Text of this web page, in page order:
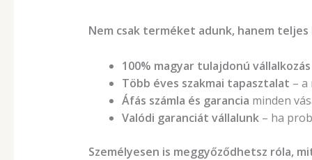
Nem csak terméket adunk, hanem
100% magyar tulajdonú vállalkozás
Több éves szakmai tapasztalat –
Áfás számla és garancia minden
Valódi garanciát vállalunk– ha
Személyesen is meggyőződhetsz róla,